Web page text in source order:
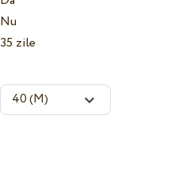
Nu
35 zile